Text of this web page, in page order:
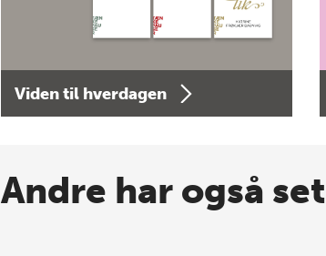
Viden til hverdagen
Andre har også set